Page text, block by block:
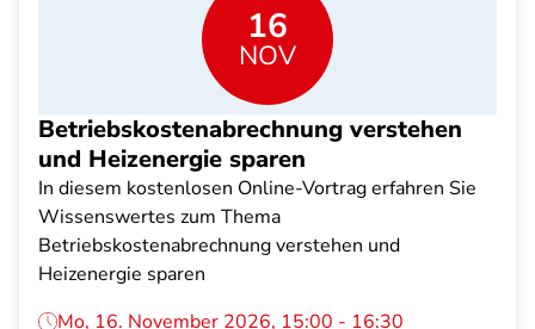
16
NOV
Betriebskostenabrechnung verstehen
und Heizenergie sparen
In diesem kostenlosen Online-Vortrag erfahren Sie
Wissenswertes zum Thema
Betriebskostenabrechnung verstehen und
Heizenergie sparen
Mo, 16. November 2026, 15:00 - 16:30